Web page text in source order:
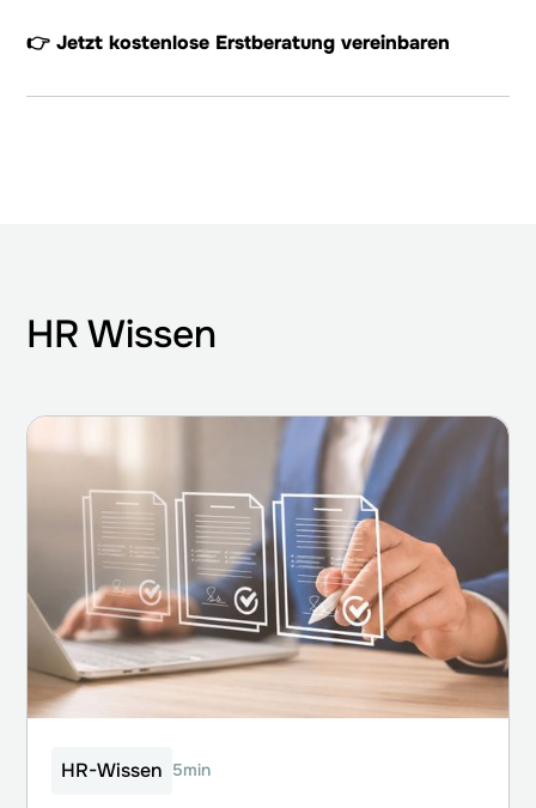
👉 Jetzt kostenlose Erstberatung vereinbaren
HR Wissen
HR-Wissen 5min